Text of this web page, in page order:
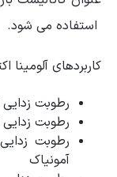
استفاده می شود.
کاربردهای آلومینا
رطوبت
رطوبت زدایی
رطوبت
آمونیاک